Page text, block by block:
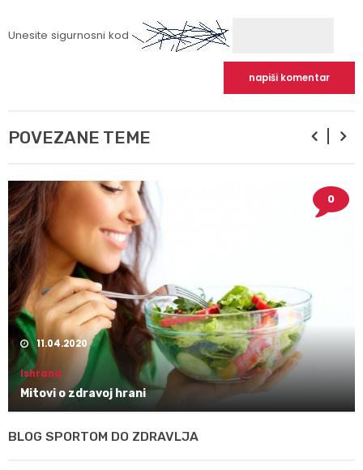
Unesite sigurnosni kod
POVEZANE TEME
0
11.04.2020
Ishrana
Mitovi o zdravoj hrani
BLOG SPORTOM DO ZDRAVLJA